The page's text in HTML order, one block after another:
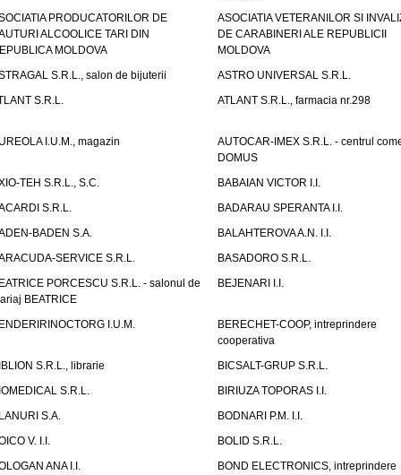
PRODUCATORILOR DE
ALCOOLICE TARI DIN
MOLDOVA
ASOCIATIA VETERANILOR SI
DE CARABINERI ALE REPUBLICII
MOLDOVA
S.R.L., salon de bijuterii
ASTRO UNIVERSAL S.R.L.
S.R.L.
ATLANT S.R.L., farmacia nr.298
I.U.M., magazin
AUTOCAR-IMEX S.R.L. - centrul
DOMUS
TEH S.R.L., S.C.
BABAIAN VICTOR I.I.
S.R.L.
BADARAU SPERANTA I.I.
BADEN S.A.
BALAHTEROVA A.N. I.I.
SERVICE S.R.L.
BASADORO S.R.L.
PORCESCU S.R.L. - salonul de
BEATRICE
BEJENARI I.I.
I.U.M.
BERECHET-COOP, intreprindere
cooperativa
S.R.L., librarie
BICSALT-GRUP S.R.L.
S.R.L.
BIRIUZA TOPORAS I.I.
S.A.
BODNARI P.M. I.I.
V. I.I.
BOLID S.R.L.
ANA I.I.
BOND ELECTRONICS, intreprindere